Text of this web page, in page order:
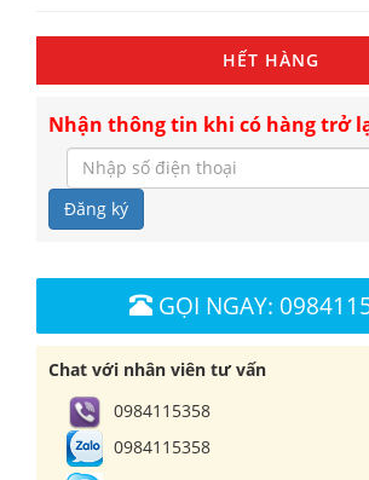
HẾT HÀNG
Nhận thông tin khi có hàng trở
Đăng ký
GỌI NGAY:
Chat với nhân viên tư vấn
0984115358
0984115358